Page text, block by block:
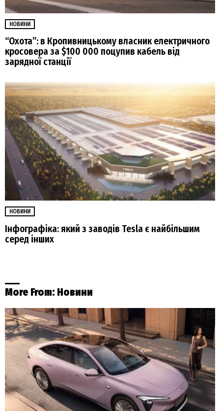
НОВИНИ
“Охота”: в Кропивницькому власник електричного
кросовера за $100 000 поцупив кабель від
зарядної станції
НОВИНИ
Інфографіка: який з заводів Tesla є найбільшим
серед інших
More From: Новини